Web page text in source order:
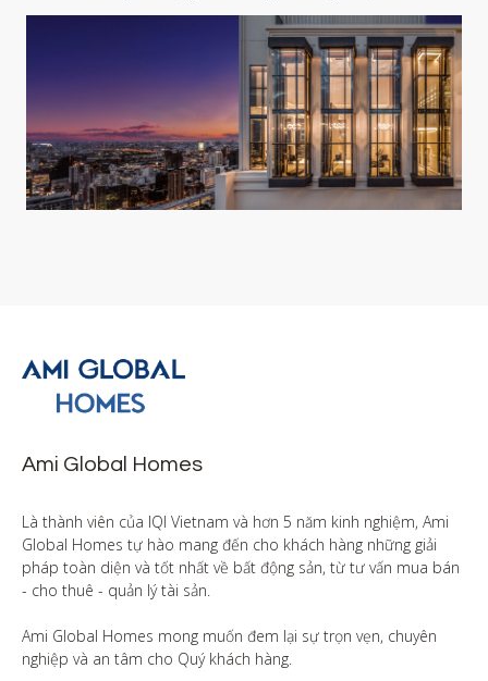
Ami Global Homes
Là thành viên của IQI Vietnam và hơn 5 năm kinh nghiệm, Ami
Global Homes tự hào mang đến cho khách hàng những giải
pháp toàn diện và tốt nhất về bất động sản, từ tư vấn mua bán
- cho thuê - quản lý tài sản.
Ami Global Homes mong muốn đem lại sự trọn vẹn, chuyên
nghiệp và an tâm cho Quý khách hàng.